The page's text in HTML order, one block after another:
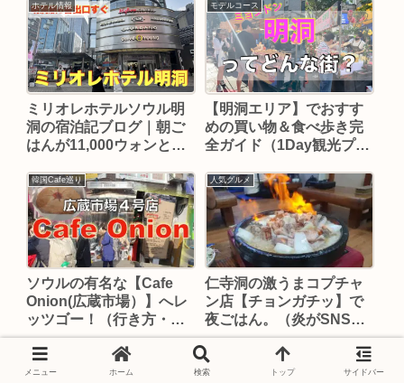
ホテル情報
ミリオレホテルソウル明
洞の宿泊記ブログ｜朝ご
はんが11,000ウォンと安
モデルコース
【明洞エリア】でおすす
めの買い物＆食べ歩き完
全ガイド（1Day観光プラ
韓国Cafe巡り
ソウルの有名な【Cafe
Onion(広蔵市場）】へレ
ッツゴー！（行き方・地
図）
人気グルメ
仁寺洞の激うまコプチャ
ン店【チョンガチッ】で
夜ごはん。（炎がSNS映
え！）
人気グルメ
メニュー
ホーム 検索 トップ サイドバー